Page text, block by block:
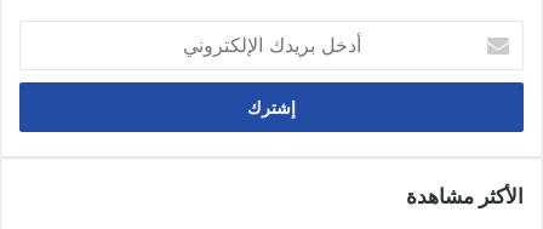
بريدك
الإلكتروني
الأكثر مشاهدة